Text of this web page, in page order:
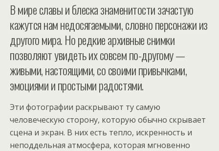
В мире славы и блеска знаменитости зачастую
кажутся нам недосягаемыми, словно персонажи из
другого мира. Но редкие архивные снимки
позволяют увидеть их совсем по-другому —
живыми, настоящими, со своими привычками,
эмоциями и простыми радостями.
Эти фотографии раскрывают ту самую
человеческую сторону, которую обычно скрывает
сцена и экран. В них есть тепло, искренность и
неподдельная атмосфера, которая мгновенно